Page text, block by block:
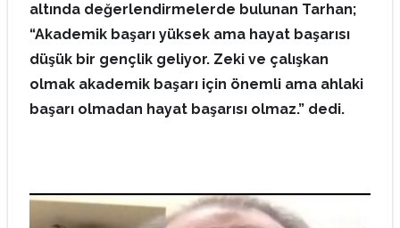
altında değerlendirmelerde bulunan Tarhan;
“Akademik başarı yüksek ama hayat başarısı
düşük bir gençlik geliyor. Zeki ve çalışkan
olmak akademik başarı için önemli ama ahlaki
başarı olmadan hayat başarısı olmaz.” dedi.